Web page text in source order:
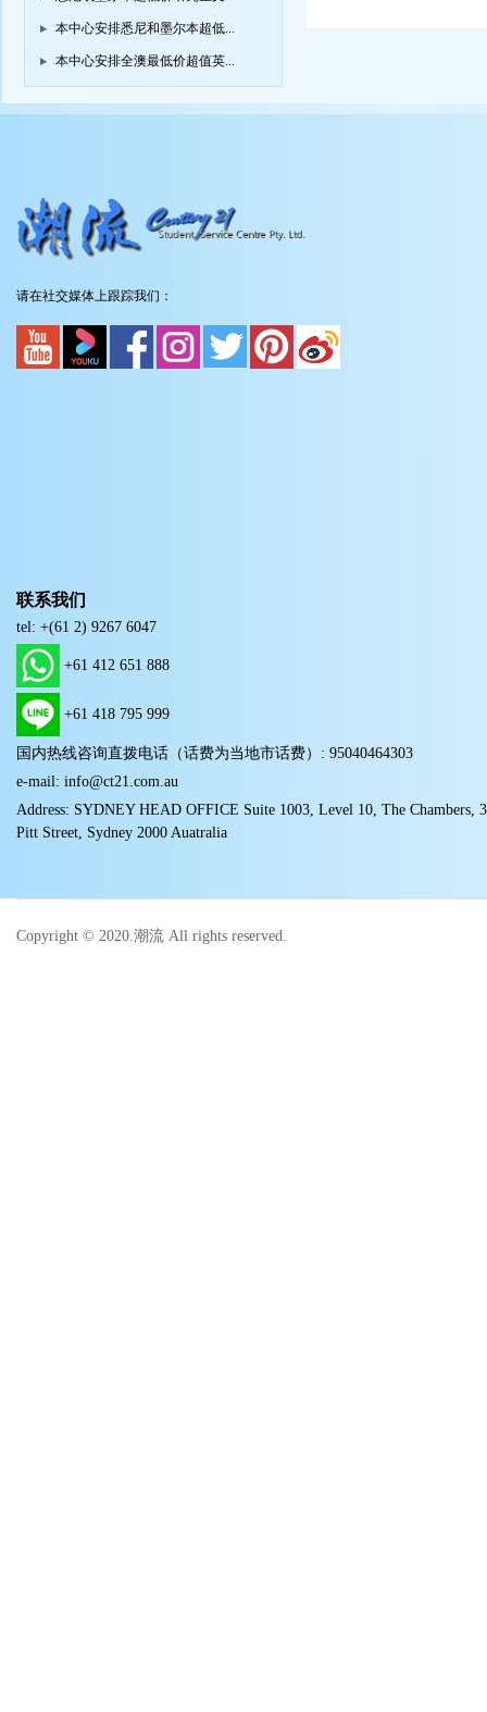
本中心安排悉尼和墨尔本超低...
本中心安排全澳最低价超值英...
请在社交媒体上跟踪我们：
联系我们
tel: +(61 2) 9267 6047
+61 412 651 888
+61 418 795 999
国内热线咨询直拨电话（话费为当地市话费）: 95040464303
e-mail: info@ct21.com.au
Address: SYDNEY HEAD OFFICE Suite 1003, Level 10, The Chambers,
Pitt Street, Sydney 2000 Auatralia
Copyright © 2020.潮流 All rights reserved.